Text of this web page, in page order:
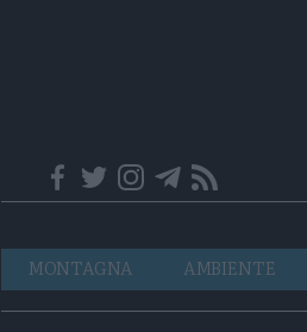
Navigazione
principale
MONTAGNA AMBIENTE